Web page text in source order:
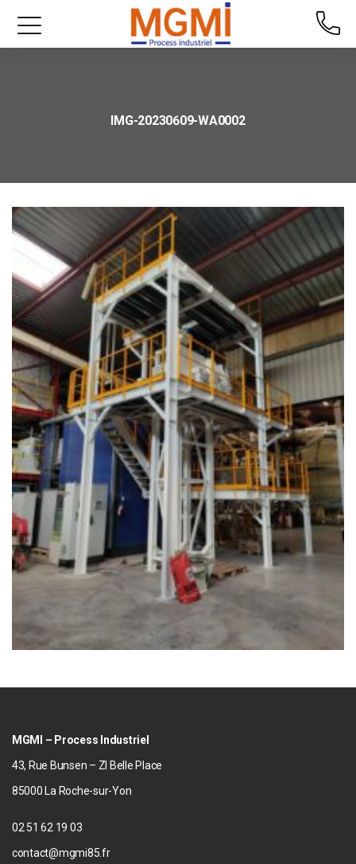
IMG-20230609-WA0002
MGMI – Process Industriel
43, Rue Bunsen – ZI Belle Place
85000 La Roche-sur-Yon
02 51 62 19 03
contact@mgmi85.fr